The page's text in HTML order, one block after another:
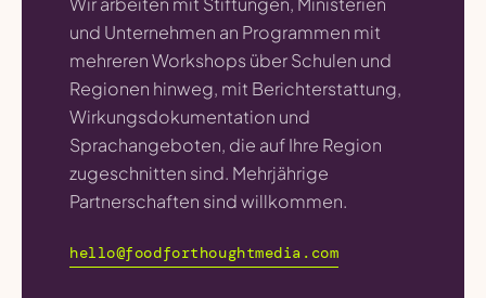
und Unternehmen an Programmen mit
mehreren Workshops über Schulen und
Regionen hinweg, mit Berichterstattung,
Wirkungsdokumentation und
Sprachangeboten, die auf Ihre Region
zugeschnitten sind. Mehrjährige
Partnerschaften sind willkommen.
hello@foodforthoughtmedia.com